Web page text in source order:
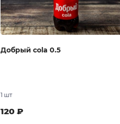
Добрый cola 0.5
1 шт
120 ₽